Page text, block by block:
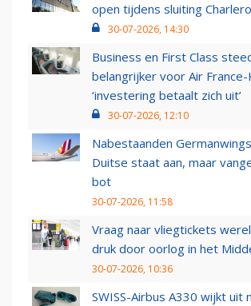
open tijdens sluiting
30-07-2026, 14:30
Business en First Class
belangrijker voor Air France-
‘investering betaalt zich uit’
30-07-2026, 12:10
Nabestaanden
Duitse staat aan, maar
bot
30-07-2026, 11:58
Vraag naar vliegtickets
druk door oorlog in het
30-07-2026, 10:36
SWISS-Airbus A330 wijkt uit